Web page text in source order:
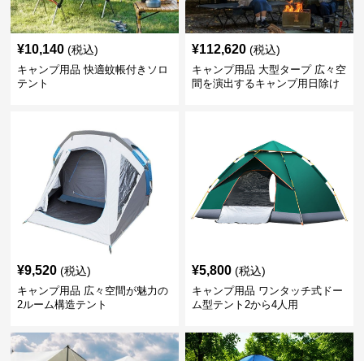
¥10,140 (税込)
キャンプ用品 快適蚊帳付きソロ
テント
¥112,620 (税込)
キャンプ用品 大型タープ 広々空
間を演出するキャンプ用日除け
¥9,520 (税込)
キャンプ用品 広々空間が魅力の
2ルーム構造テント
¥5,800 (税込)
キャンプ用品 ワンタッチ式ドー
ム型テント2から4人用